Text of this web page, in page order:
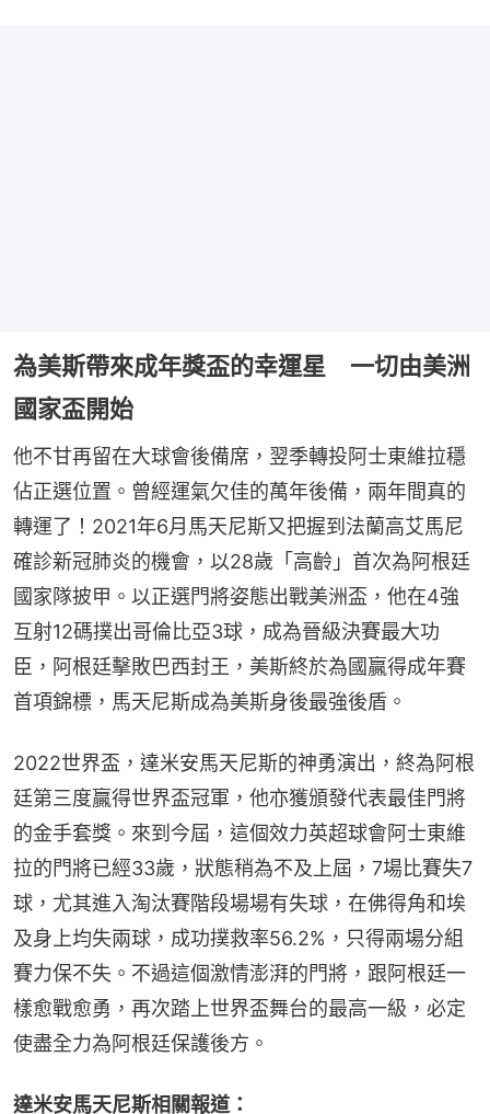
為美斯帶來成年獎盃的幸運星 一切由美洲
國家盃開始
他不甘再留在大球會後備席，翌季轉投阿士東維拉穩
佔正選位置。曾經運氣欠佳的萬年後備，兩年間真的
轉運了！2021年6月馬天尼斯又把握到法蘭高艾馬尼
確診新冠肺炎的機會，以28歲「高齡」首次為阿根廷
國家隊披甲。以正選門將姿態出戰美洲盃，他在4強
互射12碼撲出哥倫比亞3球，成為晉級決賽最大功
臣，阿根廷擊敗巴西封王，美斯終於為國贏得成年賽
首項錦標，馬天尼斯成為美斯身後最強後盾。
2022世界盃，達米安馬天尼斯的神勇演出，終為阿根
廷第三度贏得世界盃冠軍，他亦獲頒發代表最佳門將
的金手套獎。來到今屆，這個效力英超球會阿士東維
拉的門將已經33歲，狀態稍為不及上屆，7場比賽失7
球，尤其進入淘汰賽階段場場有失球，在佛得角和埃
及身上均失兩球，成功撲救率56.2%，只得兩場分組
賽力保不失。不過這個激情澎湃的門將，跟阿根廷一
樣愈戰愈勇，再次踏上世界盃舞台的最高一級，必定
使盡全力為阿根廷保護後方。
達米安馬天尼斯相關報道：